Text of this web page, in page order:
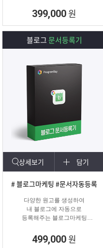
램
399,000 원
블로그문서등록기
상세보기 담기
# 블로그마케팅 #문서자동등록
다양한 원고를 생성하여
내 블로그에 자동으로
등록해주는 블로그마케팅
499,000 원